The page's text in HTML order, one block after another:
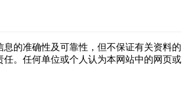
的准确性及可靠性，但不保证有关资料的
。任何单位或个人认为本网站中的网页或